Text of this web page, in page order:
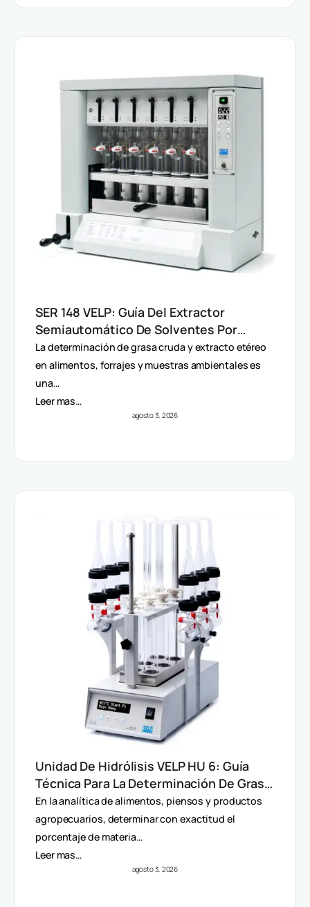
SER 148 VELP: Guía Del Extractor
Semiautomático De Solventes Por
Método Randall
La determinación de grasa cruda y extracto etéreo
en alimentos, forrajes y muestras ambientales es
una…
Leer mas…
agosto 3, 2026
Unidad De Hidrólisis VELP HU 6: Guía
Técnica Para La Determinación De Grasa
Total En Alimentos
En la analítica de alimentos, piensos y productos
agropecuarios, determinar con exactitud el
porcentaje de materia…
Leer mas…
agosto 3, 2026